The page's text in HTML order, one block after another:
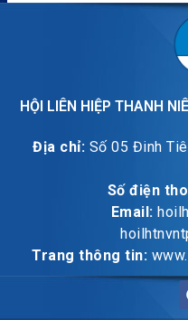
HỘI LIÊN HIỆP THANH
Địa chỉ: Số 05 Đinh
Số điện
Email:
Trang thông tin: